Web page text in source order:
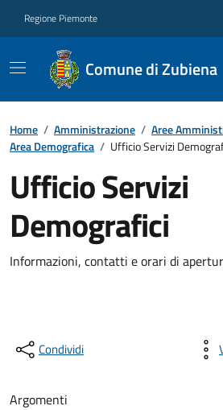
Regione Piemonte
Comune di Zubiena
Home / Amministrazione / Aree
Area Demografica / Ufficio Servizi
Ufficio Servizi
Demografici
Informazioni, contatti e orari di
Condividi
Argomenti